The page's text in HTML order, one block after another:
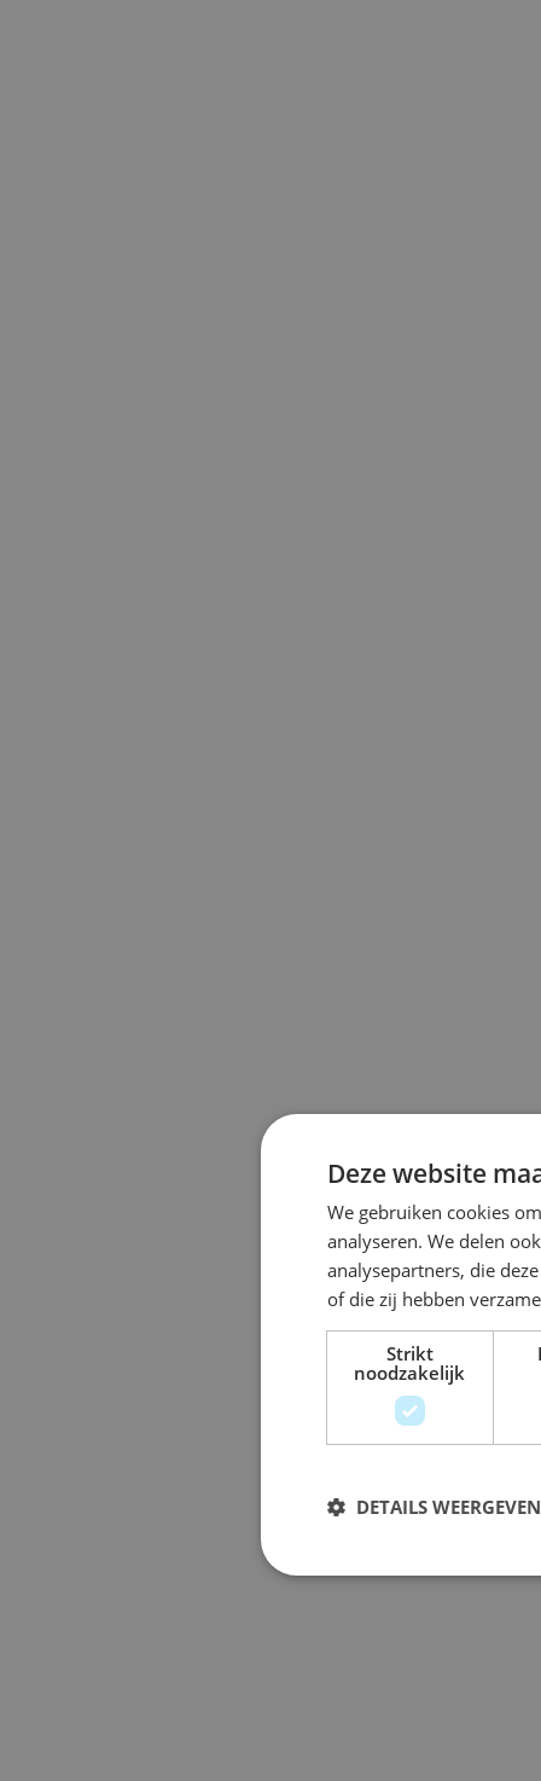
Deze website
We gebruiken cookies
analyseren. We delen
analysepartners, die
of die zij hebben
Strikt
noodzakelijk
DETAILS WEERGEVEN